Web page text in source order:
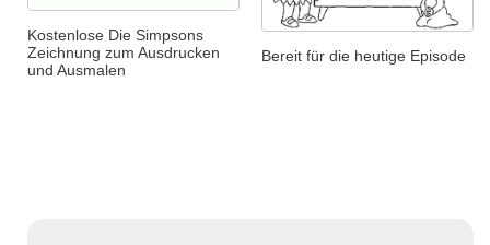
Kostenlose Die Simpsons
Zeichnung zum Ausdrucken
und Ausmalen
Bereit für die heutige Episode